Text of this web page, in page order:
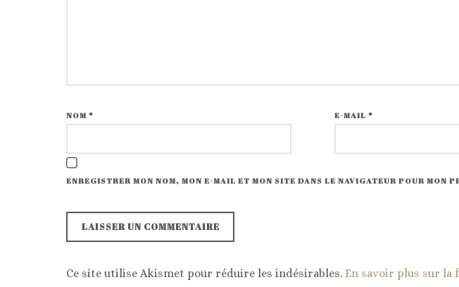
NOM* E-MAIL*
ENREGISTRER MON NOM, MON E-MAIL ET MON SITE DANS LE NAVIGATEUR POUR MON
Ce site utilise Akismet pour réduire les indésirables.En savoir plus sur la